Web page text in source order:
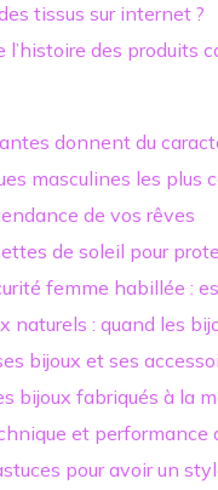
tissus sur internet ?
l’histoire des produits
donnent du
masculines les plus
de vos rêves
de soleil pour
femme habillée :
naturels : quand les
bijoux et ses
bijoux fabriqués à la
et performance
pour avoir un